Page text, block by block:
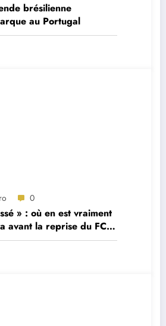
brésilienne
au Portugal
0
» : où en est vraiment
avant la reprise du FC